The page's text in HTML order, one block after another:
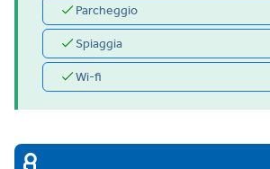
Parcheggio
Spiaggia
Wi-fi